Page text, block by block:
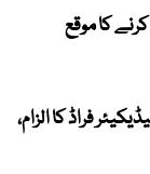
کا موقع
فراڈ کا الزام،